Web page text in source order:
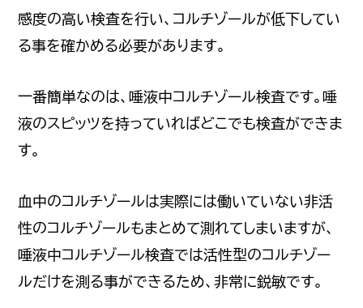
感度の高い検査を行い、コルチゾールが低下してい
る事を確かめる必要があります。
一番簡単なのは、唾液中コルチゾール検査です。唾
液のスピッツを持っていればどこでも検査ができま
す。
血中のコルチゾールは実際には働いていない非活
性のコルチゾールもまとめて測れてしまいますが、
唾液中コルチゾール検査では活性型のコルチゾー
ルだけを測る事ができるため、非常に鋭敏です。